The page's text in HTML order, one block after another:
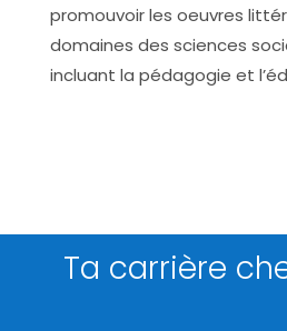
promouvoir les oeuvres
domaines des sciences
incluant la pédagogie et
Ta carrière